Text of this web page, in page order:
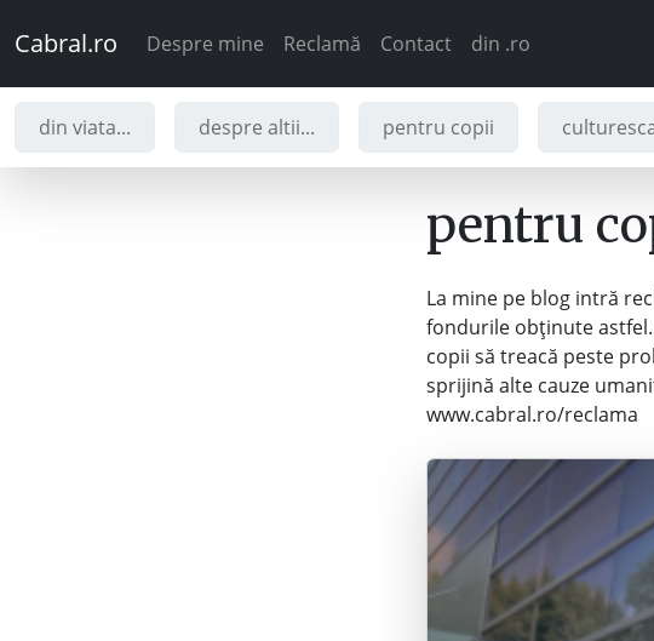
Cabral.ro Despre mine Reclamă Contact din .ro
din viata... despre altii... pentru copii
pentru
La mine pe blog intră
fondurile obținute
copii să treacă peste
sprijină alte cauze
www.cabral.ro/reclama